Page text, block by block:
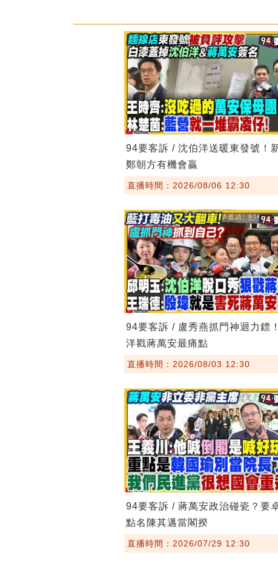
94要客訴 / 沈伯洋送暖東發號！
鄭朝方有機會贏
直播時間：2026/08/06 12:30
94要客訴 / 盧秀燕抓門神迴力鏢
洋戳蔣萬安最痛點
直播時間：2026/08/03 12:30
94要客訴 / 蔣萬安政治碰瓷？要
點名陳其邁當閣揆
直播時間：2026/07/29 12:30